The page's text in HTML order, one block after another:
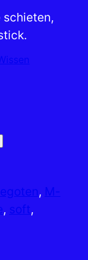
schieten,
, M-
, soft